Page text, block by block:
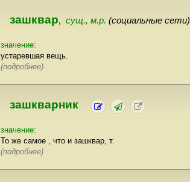
зашквар, сущ., м.р. (социальные сети)
значение:
устаревшая вещь.
(подробнее)
зашкварник
значение:
То же самое , что и зашквар, т.
(подробнее)